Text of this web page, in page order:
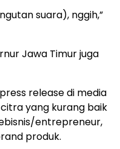
suara), nggih,”
Jawa Timur juga
release di media
yang kurang baik
entrepreneur,
produk.